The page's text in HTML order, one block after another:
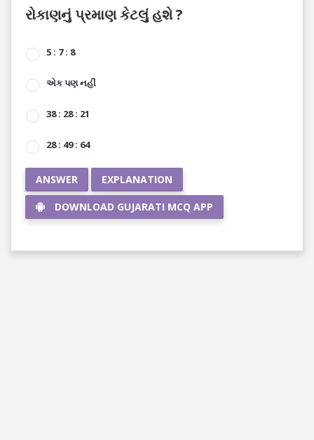
રોકાણનું પ્રમાણ કેટલું હશે ?
5 : 7 : 8
એક પણ નહીં
38 : 28 : 21
28 : 49 : 64
ANSWER EXPLANATION
DOWNLOAD GUJARATI MCQ APP